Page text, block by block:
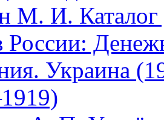
М. И. Каталог
Украина